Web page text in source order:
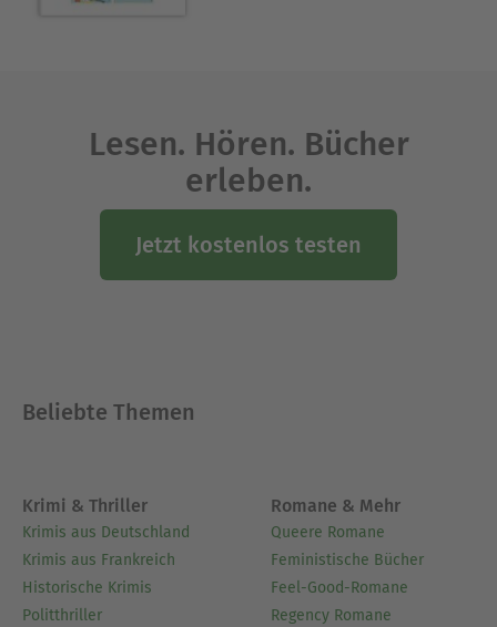
Lesen. Hören. Bücher
erleben.
Jetzt kostenlos testen
Beliebte Themen
Krimi & Thriller
Krimis aus Deutschland
Krimis aus Frankreich
Historische Krimis
Politthriller
Romane & Mehr
Queere Romane
Feministische Bücher
Feel-Good-Romane
Regency Romane